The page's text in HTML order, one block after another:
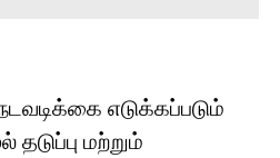
எடுக்கப்படும்
மற்றும்